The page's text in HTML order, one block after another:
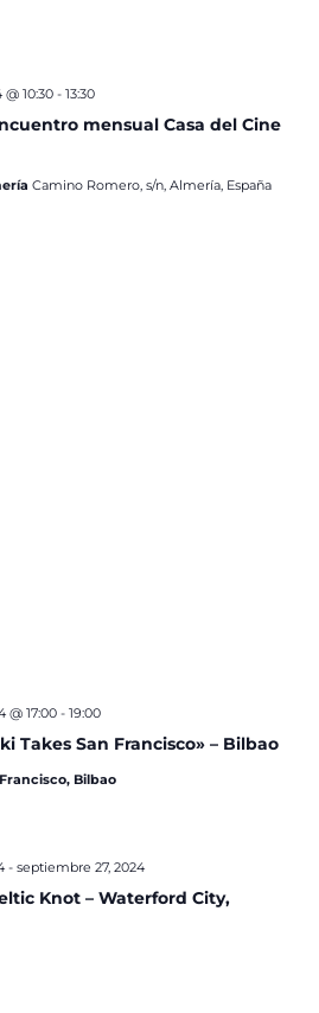
mensual Casa del Cine
10:30- 13:30
Camino Romero, s/n, Almería, España
Takes San Francisco» – Bilbao
@ 17:00- 19:00
Bilbao
Knot – Waterford City,
- septiembre 27, 2024